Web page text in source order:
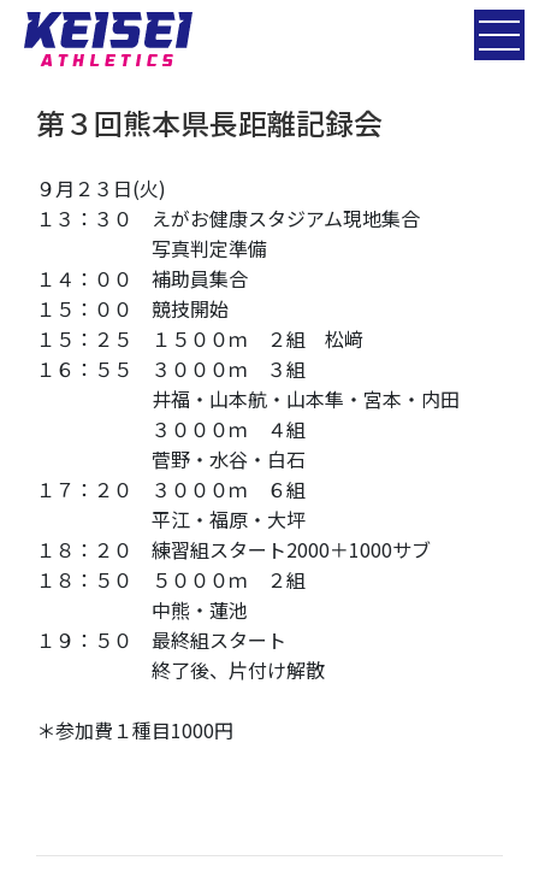
第３回熊本県長距離記録会
９月２３日(火)
１３：３０ えがお健康スタジアム現地集合
写真判定準備
１４：００ 補助員集合
１５：００ 競技開始
１５：２５ １５００ｍ ２組 松﨑
１６：５５ ３０００ｍ ３組
井福・山本航・山本隼・宮本・内田
３０００ｍ ４組
菅野・水谷・白石
１７：２０ ３０００ｍ ６組
平江・福原・大坪
１８：２０ 練習組スタート2000＋1000サブ
１８：５０ ５０００ｍ ２組
中熊・蓮池
１９：５０ 最終組スタート
終了後、片付け解散
＊参加費１種目1000円